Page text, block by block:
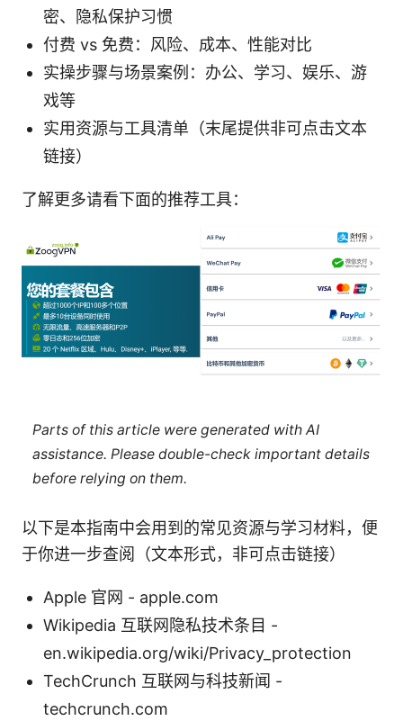
密、隐私保护习惯
付费 vs 免费：风险、成本、性能对比
实操步骤与场景案例：办公、学习、娱乐、游
戏等
实用资源与工具清单（末尾提供非可点击文本
链接）
了解更多请看下面的推荐工具：
Parts of this article were generated with AI
assistance. Please double-check important details
before relying on them.
以下是本指南中会用到的常见资源与学习材料，便
于你进一步查阅（文本形式，非可点击链接）
Apple 官网 - apple.com
Wikipedia 互联网隐私技术条目 -
en.wikipedia.org/wiki/Privacy_protection
TechCrunch 互联网与科技新闻 -
techcrunch.com